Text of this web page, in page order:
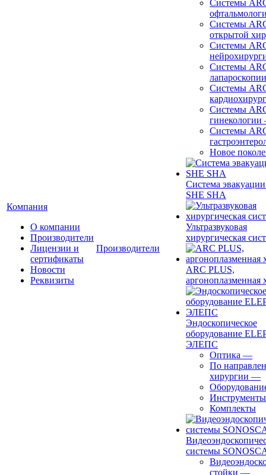
Компания
О компании
Производители
Лицензии и
сертификаты
Новости
Реквизиты
Производители
Системы
Системы
открытой
Системы
Системы
лапароскопии
Системы
Системы
гинекологии
Системы
Новое
Система
SHE SHA
Ультразвуковая
хирургическая
ARC PLUS,
аргоноплазменная
Эндоскопическое
оборудование
ЭЛЕПС
Оптика —
По
хирургии —
Инструменты
Комплекты
системы
стойки —